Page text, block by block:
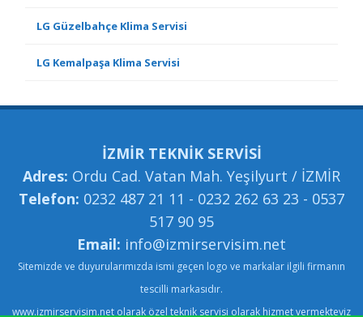
LG Güzelbahçe Klima Servisi
LG Kemalpaşa Klima Servisi
İZMİR TEKNİK SERVİSİ
Adres: Ordu Cad. Vatan Mah. Yeşilyurt / İZMİR
Telefon: 0232 487 21 11 - 0232 262 63 23 - 0537
517 90 95
Email: info@izmirservisim.net
Sitemizde ve duyurularımızda ismi geçen logo ve markalar ilgili firmanın
tescilli markasıdır.
www.izmirservisim.net olarak özel teknik servisi olarak hizmet vermekteyiz